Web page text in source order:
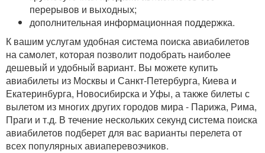
перерывов и выходных;
дополнительная информационная поддержка.
К вашим услугам удобная система поиска авиабилетов
на самолет, которая позволит подобрать наиболее
дешевый и удобный вариант. Вы можете купить
авиабилеты из Москвы и Санкт-Петербурга, Киева и
Екатеринбурга, Новосибирска и Уфы, а также билеты с
вылетом из многих других городов мира - Парижа, Рима,
Праги и т.д. В течение нескольких секунд система поиска
авиабилетов подберет для вас варианты перелета от
всех популярных авиаперевозчиков.